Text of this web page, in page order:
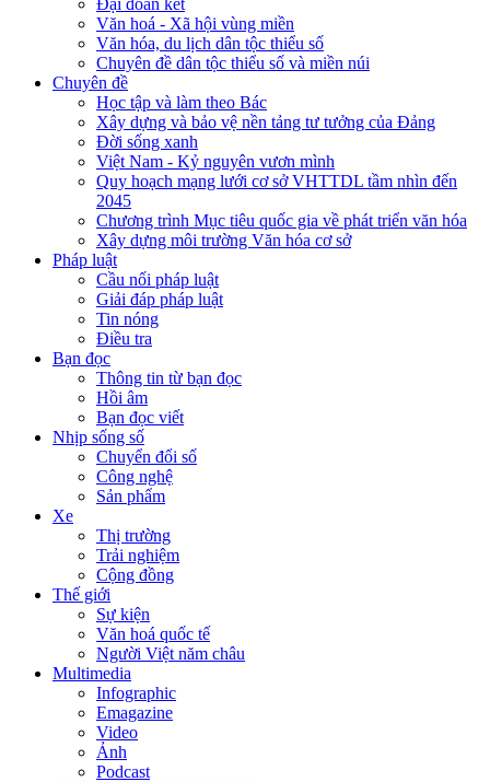
Đại đoàn kết
Văn hoá - Xã hội vùng miền
Văn hóa, du lịch dân tộc thiểu số
Chuyên đề dân tộc thiểu số và miền núi
Chuyên đề
Học tập và làm theo Bác
Xây dựng và bảo vệ nền tảng tư tưởng của Đảng
Đời sống xanh
Việt Nam - Kỷ nguyên vươn mình
Quy hoạch mạng lưới cơ sở VHTTDL tầm nhìn đến
2045
Chương trình Mục tiêu quốc gia về phát triển văn hóa
Xây dựng môi trường Văn hóa cơ sở
Pháp luật
Cầu nối pháp luật
Giải đáp pháp luật
Tin nóng
Điều tra
Bạn đọc
Thông tin từ bạn đọc
Hồi âm
Bạn đọc viết
Nhịp sống số
Chuyển đổi số
Công nghệ
Sản phẩm
Xe
Thị trường
Trải nghiệm
Cộng đồng
Thế giới
Sự kiện
Văn hoá quốc tế
Người Việt năm châu
Multimedia
Infographic
Emagazine
Video
Ảnh
Podcast